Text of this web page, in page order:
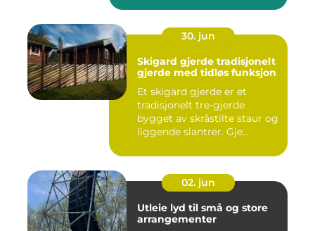
30. jun
Skigard gjerde tradisjonelt
gjerde med tidløs funksjon
Et skigard gjerde er et
tradisjonelt tre-gjerde
bygget av skråstilte staur og
liggende slantrer. Gje...
02. jun
Utleie lyd til små og store
arrangementer